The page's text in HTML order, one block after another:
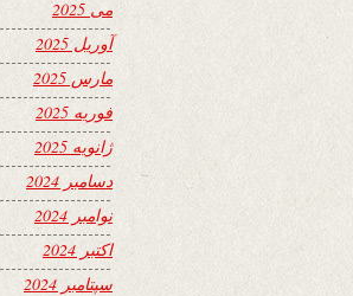
می 2025
آوریل 2025
مارس 2025
فوریه 2025
ژانویه 2025
دسامبر 2024
نوامبر 2024
اکتبر 2024
سپتامبر 2024